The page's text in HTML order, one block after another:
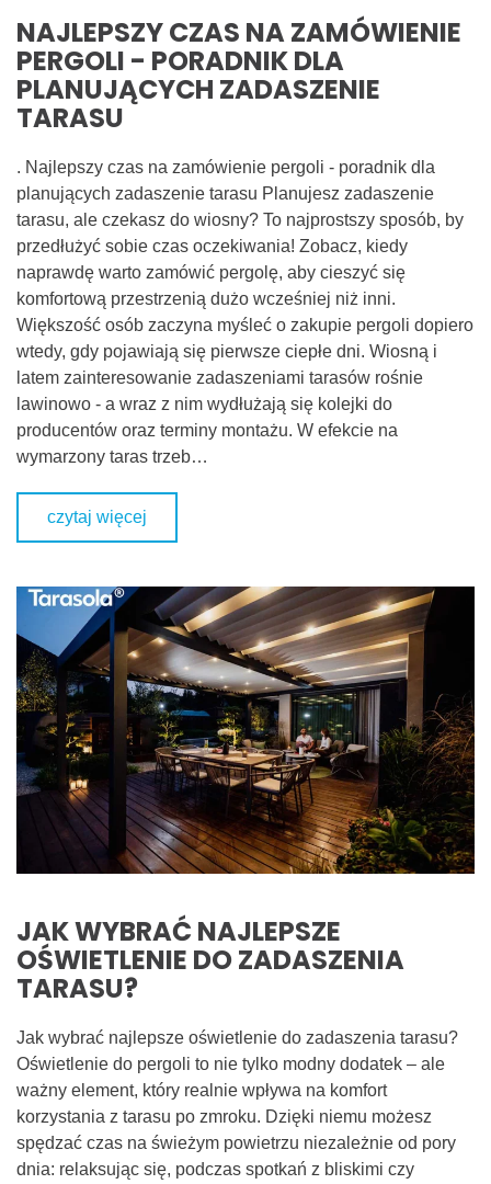
NAJLEPSZY CZAS NA ZAMÓWIENIE
PERGOLI - PORADNIK DLA
PLANUJĄCYCH ZADASZENIE
TARASU
. Najlepszy czas na zamówienie pergoli - poradnik dla
planujących zadaszenie tarasu Planujesz zadaszenie
tarasu, ale czekasz do wiosny? To najprostszy sposób, by
przedłużyć sobie czas oczekiwania! Zobacz, kiedy
naprawdę warto zamówić pergolę, aby cieszyć się
komfortową przestrzenią dużo wcześniej niż inni.
Większość osób zaczyna myśleć o zakupie pergoli dopiero
wtedy, gdy pojawiają się pierwsze ciepłe dni. Wiosną i
latem zainteresowanie zadaszeniami tarasów rośnie
lawinowo - a wraz z nim wydłużają się kolejki do
producentów oraz terminy montażu. W efekcie na
wymarzony taras trzeb…
czytaj więcej
JAK WYBRAĆ NAJLEPSZE
OŚWIETLENIE DO ZADASZENIA
TARASU?
Jak wybrać najlepsze oświetlenie do zadaszenia tarasu?
Oświetlenie do pergoli to nie tylko modny dodatek – ale
ważny element, który realnie wpływa na komfort
korzystania z tarasu po zmroku. Dzięki niemu możesz
spędzać czas na świeżym powietrzu niezależnie od pory
dnia: relaksując się, podczas spotkań z bliskimi czy